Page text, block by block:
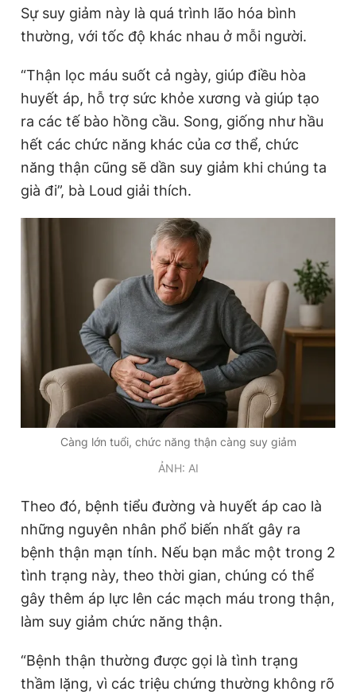
Theo dõi báo trên
Hotline
0906 645 777
Liên hệ quảng cáo
0908 780 404
Đặt báo Quảng cáo RSS
Phó tổng biên tập thường trực: Hải Thành
Phó tổng biên tập: Lâm Hiếu Dũng
Phó tổng biên tập: Trần Việt Hưng
Tổng thư ký tòa soạn: Đức Trung
Giấy phép xuất bản số 110/GP - BTTTT cấp ngày 24.3.2020
© 2003-2026 Bản quyền thuộc về Báo Thanh Niên. Cấm sao
chép dưới mọi hình thức nếu không có sự chấp thuận bằng văn
bản. Phát triển bởi ePi Technologies, JSC.
Sự suy giảm này là quá trình lão hóa bình
thường, với tốc độ khác nhau ở mỗi người.
“Thận lọc máu suốt cả ngày, giúp điều hòa
huyết áp, hỗ trợ sức khỏe xương và giúp tạo
ra các tế bào hồng cầu. Song, giống như hầu
hết các chức năng khác của cơ thể, chức
năng thận cũng sẽ dần suy giảm khi chúng ta
già đi”, bà Loud giải thích.
Càng lớn tuổi, chức năng thận càng suy giảm
ẢNH: AI
Theo đó, bệnh tiểu đường và huyết áp cao là
những nguyên nhân phổ biến nhất gây ra
bệnh thận mạn tính. Nếu bạn mắc một trong 2
tình trạng này, theo thời gian, chúng có thể
gây thêm áp lực lên các mạch máu trong thận,
làm suy giảm chức năng thận.
“Bệnh thận thường được gọi là tình trạng
thầm lặng, vì các triệu chứng thường không rõ